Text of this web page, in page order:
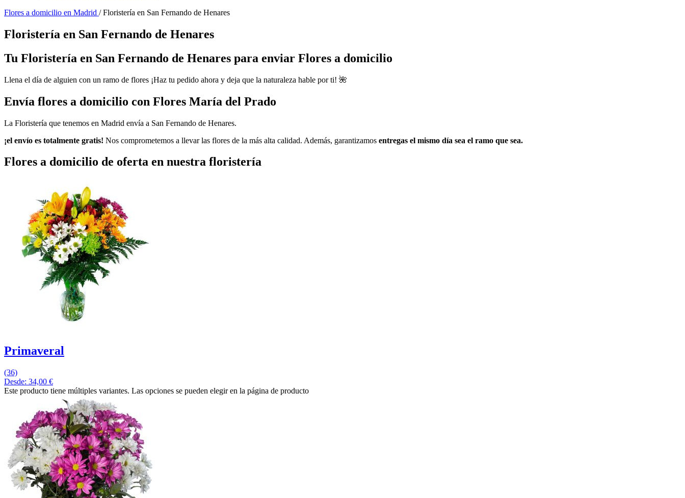
Flores a domicilio en Madrid / Floristería en San Fernando de Henares
Floristería en San Fernando de Henares
Tu Floristería en San Fernando de Henares para enviar Flores a domicilio
Llena el día de alguien con un ramo de flores ¡Haz tu pedido ahora y deja que la naturaleza hable por ti! 🌺
Envía flores a domicilio con Flores María del Prado
La Floristería que tenemos en Madrid envía a San Fernando de Henares.
¡el envío es totalmente gratis! Nos comprometemos a llevar las flores de la más alta calidad. Además, garantizamos entregas el mismo día sea el ramo que sea.
Flores a domicilio de oferta en nuestra floristería
Primaveral
(36)
Desde: 34,00 €
Este producto tiene múltiples variantes. Las opciones se pueden elegir en la página de producto